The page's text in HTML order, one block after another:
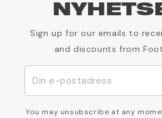
Sign up for our emails to
and discounts from
You may unsubscribe at any